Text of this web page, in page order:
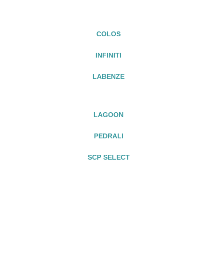
COLOS
INFINITI
LABENZE
LAGOON
PEDRALI
SCP SELECT